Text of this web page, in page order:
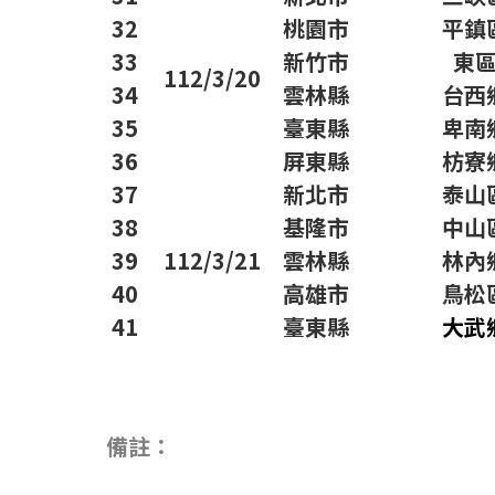
112/3/20
32
桃園市
平鎮
33
新竹市
東區
34
雲林縣
台西
35
臺東縣
卑南
36
屏東縣
枋寮
37
112/3/21
新北市
泰山
38
基隆市
中山
39
雲林縣
林內
40
高雄市
鳥松
41
臺東縣 大武
備註：